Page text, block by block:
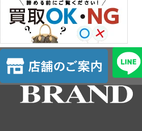
店
舗
の